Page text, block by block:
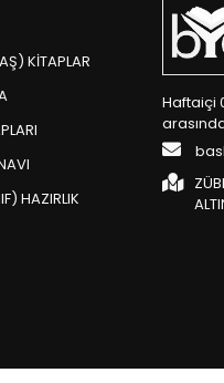
KİTAPLAR
HAZIRLIK
Haftaiçi